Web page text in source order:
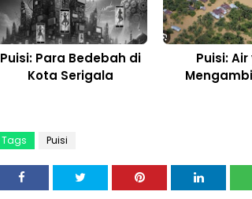
Puisi: Para Bedebah di
Kota Serigala
Puisi:
Tags Puisi